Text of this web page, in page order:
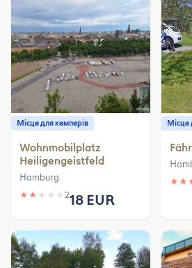
Місце для кемперів
Wohnmobilplatz
Heiligengeistfeld
Hamburg
★ ★ ★ ★ ★ 218 EUR
Місце
★ ★